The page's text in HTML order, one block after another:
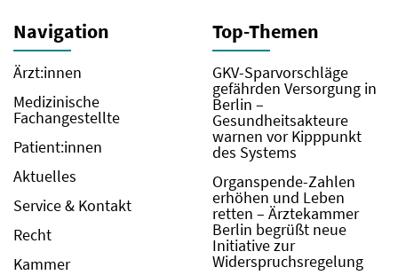
Navigation
Ärzt:innen
Medizinische
Fachangestellte
Patient:innen
Aktuelles
Service & Kontakt
Recht
Kammer
Top-Themen
GKV-Sparvorschläge
gefährden Versorgung in
Berlin –
Gesundheitsakteure
warnen vor Kipppunkt
des Systems
Organspende-Zahlen
erhöhen und Leben
retten – Ärztekammer
Berlin begrüßt neue
Initiative zur
Widerspruchsregelung